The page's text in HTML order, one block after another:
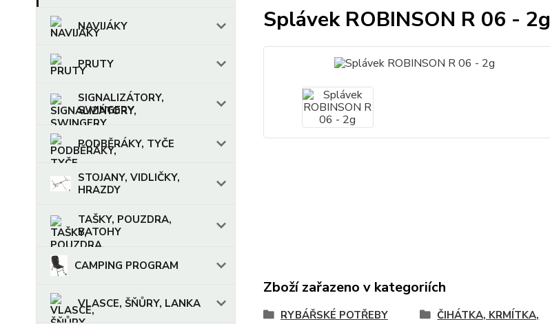
NAVIJÁKY
PRUTY
SIGNALIZÁTORY,
SWINGERY
PODBĚRÁKY, TYČE
STOJANY, VIDLIČKY,
HRAZDY
TAŠKY, POUZDRA,
BATOHY
CAMPING PROGRAM
VLASCE, ŠŇŮRY, LANKA
Splávek ROBINSON R 06 - 2g
Zboží zařazeno v kategoriích
RYBÁŘSKÉ POTŘEBY
ČIHÁTKA, KRMÍTKA,